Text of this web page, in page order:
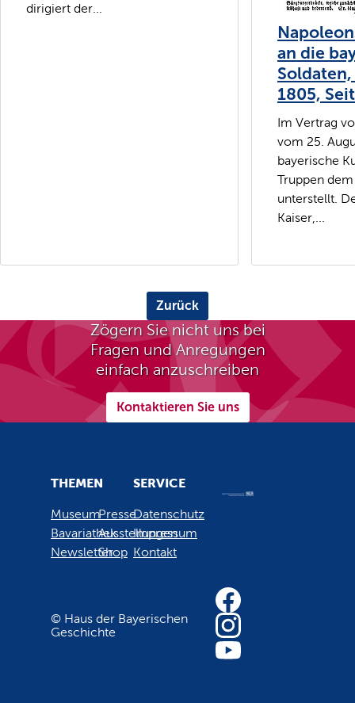
dirigiert der...
an die
1805,
Im Vertrag
vom 25.
bayerische
Truppen
unterstellt.
Kaiser,...
Zurück
Zögern Sie nicht uns bei
Fragen und Anregungen
einfach anzuschreiben
Kontaktieren Sie uns
THEMEN
Museum
Bavariathek
Newsletter
Presse
Ausstellungen
Shop
SERVICE
Datenschutz
Impressum
Kontakt
© Haus der Bayerischen
Geschichte